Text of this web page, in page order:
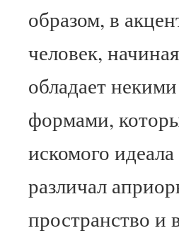
образом, в
человек,
обладает
формами,
искомого
различал
пространство и